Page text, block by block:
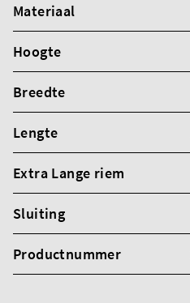
Materiaal
Hoogte
Breedte
Lengte
Extra Lange riem
Sluiting
Productnummer